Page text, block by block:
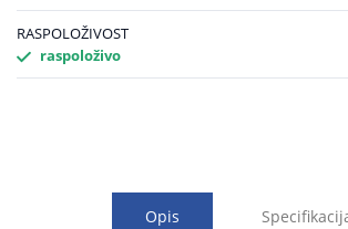
RASPOLOŽIVOST
raspoloživo
Opis